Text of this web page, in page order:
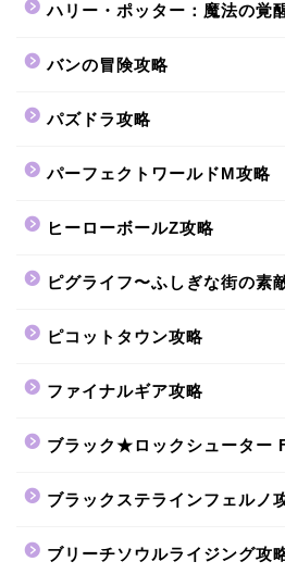
ハリー・ポッター：魔法の覚
バンの冒険攻略
パズドラ攻略
パーフェクトワールドM攻略
ヒーローボールZ攻略
ピグライフ〜ふしぎな街の素
ピコットタウン攻略
ファイナルギア攻略
ブラック★ロックシューター
ブラックステラインフェルノ
ブリーチソウルライジング攻